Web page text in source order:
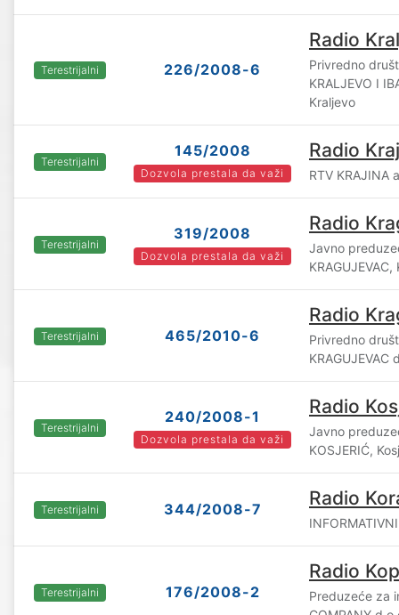
Terestrijalni 226/2008-6
Radio
Privredno
KRALJEVO I
Kraljevo
Terestrijalni
145/2008
Dozvola prestala da važi
Radio
RTV KRAJINA
Terestrijalni
319/2008
Dozvola prestala da važi
Radio
Javno
Terestrijalni 465/2010-6
Radio
Privredno
KRAGUJEVAC
Terestrijalni
240/2008-1
Dozvola prestala da važi
Radio
Javno
KOSJERIĆ,
Terestrijalni 344/2008-7 Radio
Terestrijalni 176/2008-2
Radio
Preduzeće za